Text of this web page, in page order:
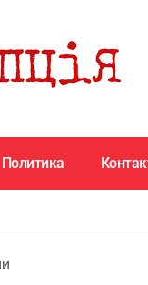
Политика